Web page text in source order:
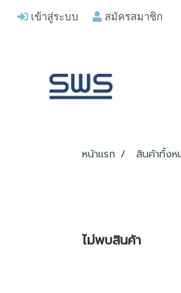
เข้าสู่ระบบ สมัครสมาชิก
หน้าแรก สินค้าทั้งห
ไม่พบสินค้า